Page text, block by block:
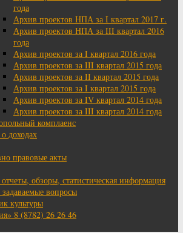
года
Архив проектов НПА за I квартал 2017 г.
Архив проектов НПА за III квартал 2016
года
Архив проектов за I квартал 2016 года
Архив проектов за III квартал 2015 года
Архив проектов за II квартал 2015 года
Архив проектов за I квартал 2015 года
Архив проектов за IV квартал 2014 года
Архив проектов за III квартал 2014 года
комплаенс
доходах
правовые акты
обзоры, статистическая информация
вопросы
культуры
8 (8782) 26 26 46